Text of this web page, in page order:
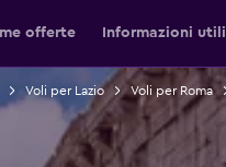
offerte Informazioni utili
Voli per Lazio Voli per Roma